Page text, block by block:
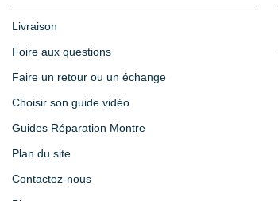
Livraison
Foire aux questions
Faire un retour ou un échange
Choisir son guide vidéo
Guides Réparation Montre
Plan du site
Contactez-nous